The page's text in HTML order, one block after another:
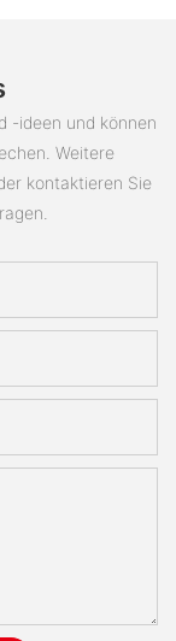
-ideen und können
Weitere
kontaktieren Sie